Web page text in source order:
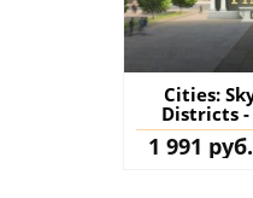
Cities:
Districts -
Remastered
купить
1 991 руб.